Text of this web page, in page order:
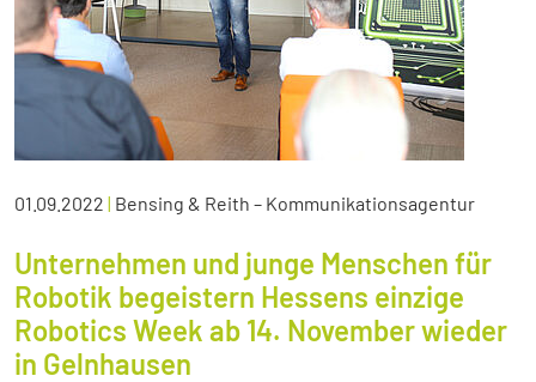
01.09.2022 | Bensing & Reith – Kommunikationsagentur
Unternehmen und junge Menschen für
Robotik begeistern Hessens einzige
Robotics Week ab 14. November wieder
in Gelnhausen